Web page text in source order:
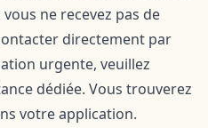
ne recevez pas de
directement par
urgente, veuillez
dédiée. Vous trouverez
votreapplication.